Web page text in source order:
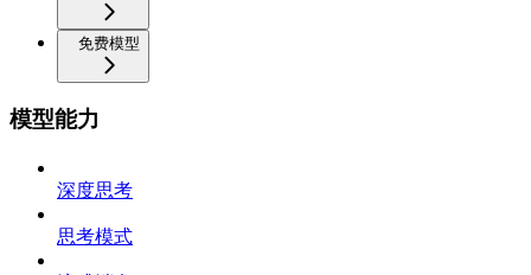
免费模型
模型能力
深度思考
思考模式